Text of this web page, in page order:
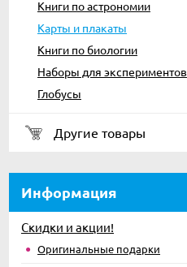
Книги по астрономии
Карты и плакаты
Книги по биологии
Наборы для экспериментов
Глобусы
Другие товары
Информация
Скидки и акции!
Оригинальные подарки